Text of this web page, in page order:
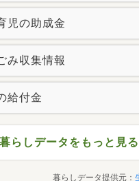
児の助成金
み収集情報
給付金
らしデータをもっと見る
暮らしデータ提供元：